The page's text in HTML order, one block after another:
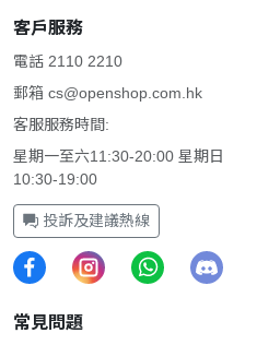
客戶服務
電話 2110 2210
郵箱 cs@openshop.com.hk
客服服務時間:
星期一至六11:30-20:00 星期日
10:30-19:00
投訴及建議熱線
常見問題